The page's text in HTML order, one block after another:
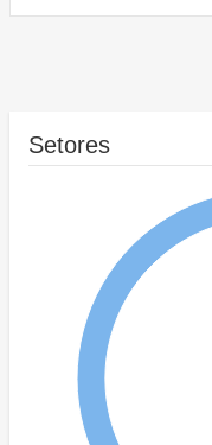
Setores